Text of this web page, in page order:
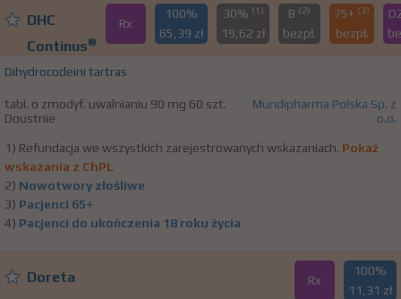
DHC
Continus®
Rx
100%
65,39 zł
30% (1)
19,62 zł
B (2)
bezpł.
75+ (3)
bezpł.
Dihydrocodeini tartras
tabl. o zmodyf. uwalnianiu 90 mg 60 szt.
Doustnie
Mundipharma Polska Sp. z
o.o.
1) Refundacja we wszystkich zarejestrowanych wskazaniach. Pokaż
wskazania z ChPL
2) Nowotwory złośliwe
3) Pacjenci 65+
4) Pacjenci do ukończenia 18 roku życia
Doreta Rx
100%
11,31 zł